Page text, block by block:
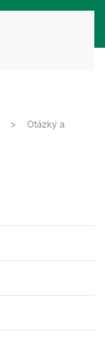
Otázky a